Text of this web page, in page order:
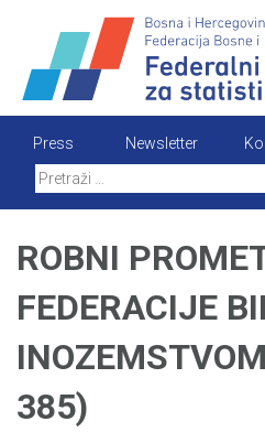
content
Press Newsletter
ROBNI
FEDERACIJE
385)